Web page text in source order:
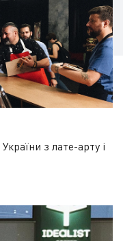
з лате-арту і